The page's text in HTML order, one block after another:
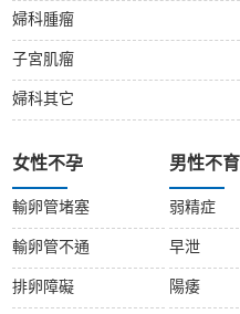
婦科腫瘤
子宮肌瘤
婦科其它
女性不孕
輸卵管堵塞
輸卵管不通
排卵障礙
男性不育
弱精症
早泄
陽痿